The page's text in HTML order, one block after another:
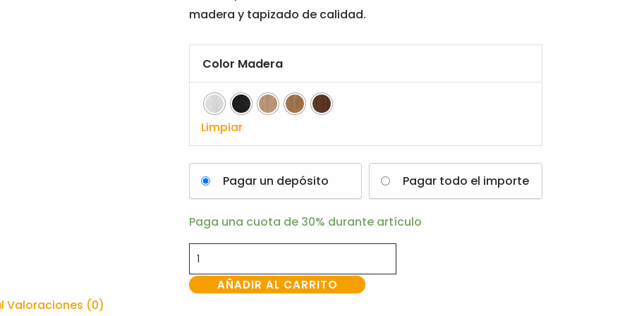
madera y tapizado de calidad.
Color Madera
Limpiar
Pagar un depósito Pagar todo el importe
Paga una cuota de 30% durante artículo
AÑADIR AL CARRITO
Valoraciones (0)